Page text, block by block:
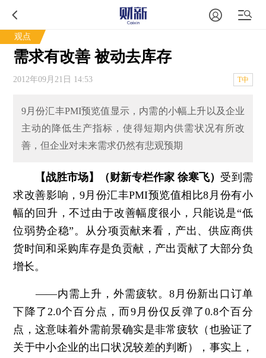
观点
需求有改善 被动去库存
2012年09月21日 14:53 T中
9月份汇丰PMI预览值显示，内需的小幅上升以及企业
主动的降低生产指标，使得短期内供需状况有所改
善，但企业对未来需求仍然有悲观预期
【战胜市场】（财新专栏作家 徐寒飞） 受到需
求改善影响，9月份汇丰PMI预览值相比8月份有小
幅的回升，不过由于改善幅度很小，只能说是“低
位弱势企稳”。从分项贡献来看，产出、供应商供
货时间和采购库存是负贡献，产出贡献了大部分负
增长。
——内需上升，外需疲软。8月份新出口订单
下降了2.0个百分点，而9月份仅反弹了0.8个百分
点，这意味着外需前景确实是非常疲软（也验证了
关于中小企业的出口状况较差的判断），事实上，